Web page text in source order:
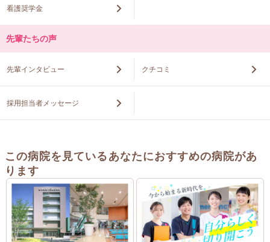
看護奨学金
先輩たちの声
先輩インタビュー クチコミ
採用担当者メッセージ
この病院を見ているあなたにおすすめの病院があ
ります